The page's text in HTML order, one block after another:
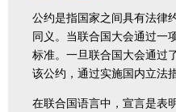
公约是指国家之间具有法律
同义。当联合国大会通过一
标准。一旦联合国大会通过
该公约，通过实施国内立法
在联合国语言中，宣言是表